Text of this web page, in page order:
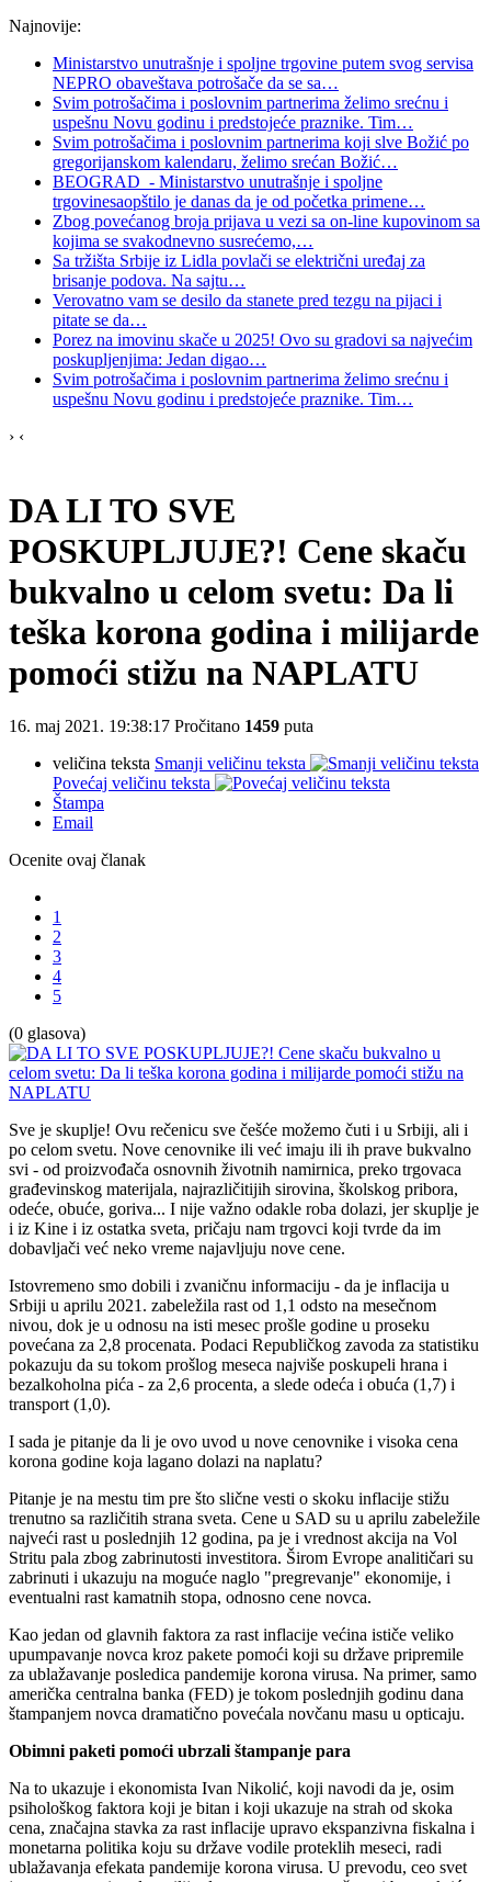
Najnovije:
Ministarstvo unutrašnje i spoljne trgovine putem svog servisa
NEPRO obaveštava potrošače da se sa…
Svim potrošačima i poslovnim partnerima želimo srećnu i
uspešnu Novu godinu i predstojeće praznike. Tim…
Svim potrošačima i poslovnim partnerima koji slve Božić po
gregorijanskom kalendaru, želimo srećan Božić…
BEOGRAD - Ministarstvo unutrašnje i spoljne
trgovinesaopštilo je danas da je od početka primene…
Zbog povećanog broja prijava u vezi sa on-line kupovinom sa
kojima se svakodnevno susrećemo,…
Sa tržišta Srbije iz Lidla povlači se električni uređaj za
brisanje podova. Na sajtu…
Verovatno vam se desilo da stanete pred tezgu na pijaci i
pitate se da…
Porez na imovinu skače u 2025! Ovo su gradovi sa najvećim
poskupljenjima: Jedan digao…
Svim potrošačima i poslovnim partnerima želimo srećnu i
uspešnu Novu godinu i predstojeće praznike. Tim…
› ‹
DA LI TO SVE
POSKUPLJUJE?! Cene skaču
bukvalno u celom svetu: Da li
teška korona godina i milijarde
pomoći stižu na NAPLATU
16. maj 2021. 19:38:17 Pročitano 1459 puta
veličina teksta Smanji veličinu teksta
Povećaj veličinu teksta
Štampa
Email
Ocenite ovaj članak
1
2
3
4
5
(0 glasova)
Sve je skuplje! Ovu rečenicu sve češće možemo čuti i u Srbiji, ali i
po celom svetu. Nove cenovnike ili već imaju ili ih prave bukvalno
svi - od proizvođača osnovnih životnih namirnica, preko trgovaca
građevinskog materijala, najrazličitijih sirovina, školskog pribora,
odeće, obuće, goriva... I nije važno odakle roba dolazi, jer skuplje je
i iz Kine i iz ostatka sveta, pričaju nam trgovci koji tvrde da im
dobavljači već neko vreme najavljuju nove cene.
Istovremeno smo dobili i zvaničnu informaciju - da je inflacija u
Srbiji u aprilu 2021. zabeležila rast od 1,1 odsto na mesečnom
nivou, dok je u odnosu na isti mesec prošle godine u proseku
povećana za 2,8 procenata. Podaci Republičkog zavoda za statistiku
pokazuju da su tokom prošlog meseca najviše poskupeli hrana i
bezalkoholna pića - za 2,6 procenta, a slede odeća i obuća (1,7) i
transport (1,0).
I sada je pitanje da li je ovo uvod u nove cenovnike i visoka cena
korona godine koja lagano dolazi na naplatu?
Pitanje je na mestu tim pre što slične vesti o skoku inflacije stižu
trenutno sa različitih strana sveta. Cene u SAD su u aprilu zabeležile
najveći rast u poslednjih 12 godina, pa je i vrednost akcija na Vol
Stritu pala zbog zabrinutosti investitora. Širom Evrope analitičari su
zabrinuti i ukazuju na moguće naglo "pregrevanje" ekonomije, i
eventualni rast kamatnih stopa, odnosno cene novca.
Kao jedan od glavnih faktora za rast inflacije većina ističe veliko
upumpavanje novca kroz pakete pomoći koji su države pripremile
za ublažavanje posledica pandemije korona virusa. Na primer, samo
američka centralna banka (FED) je tokom poslednjih godinu dana
štampanjem novca dramatično povećala novčanu masu u opticaju.
Obimni paketi pomoći ubrzali štampanje para
Na to ukazuje i ekonomista Ivan Nikolić, koji navodi da je, osim
psihološkog faktora koji je bitan i koji ukazuje na strah od skoka
cena, značajna stavka za rast inflacije upravo ekspanzivna fiskalna i
monetarna politika koju su države vodile proteklih meseci, radi
ublažavanja efekata pandemije korona virusa. U prevodu, ceo svet